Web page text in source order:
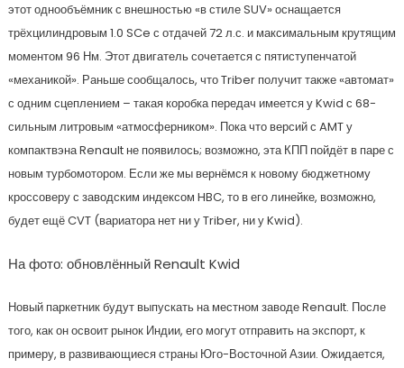
этот однообъёмник с внешностью «в стиле SUV» оснащается
трёхцилиндровым 1.0 SCe с отдачей 72 л.с. и максимальным крутящим
моментом 96 Нм. Этот двигатель сочетается с пятиступенчатой
«механикой». Раньше сообщалось, что Triber получит также «автомат»
с одним сцеплением – такая коробка передач имеется у Kwid с 68-
сильным литровым «атмосферником». Пока что версий с AMT у
компактвэна Renault не появилось; возможно, эта КПП пойдёт в паре с
новым турбомотором. Если же мы вернёмся к новому бюджетному
кроссоверу с заводским индексом HBC, то в его линейке, возможно,
будет ещё CVT (вариатора нет ни у Triber, ни у Kwid).
На фото: обновлённый Renault Kwid
Новый паркетник будут выпускать на местном заводе Renault. После
того, как он освоит рынок Индии, его могут отправить на экспорт, к
примеру, в развивающиеся страны Юго-Восточной Азии. Ожидается,